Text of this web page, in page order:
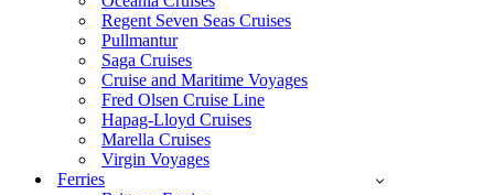
Regent Seven Seas Cruises
Pullmantur
Saga Cruises
Cruise and Maritime Voyages
Fred Olsen Cruise Line
Hapag-Lloyd Cruises
Marella Cruises
Virgin Voyages
Ferries